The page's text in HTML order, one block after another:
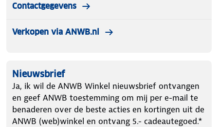
Contactgegevens
Verkopen via ANWB.nl
Nieuwsbrief
Ja, ik wil de ANWB Winkel nieuwsbrief ontvangen
en geef ANWB toestemming om mij per e-mail te
benaderen over de beste acties en kortingen uit de
ANWB (web)winkel en ontvang 5.- cadeautegoed.*